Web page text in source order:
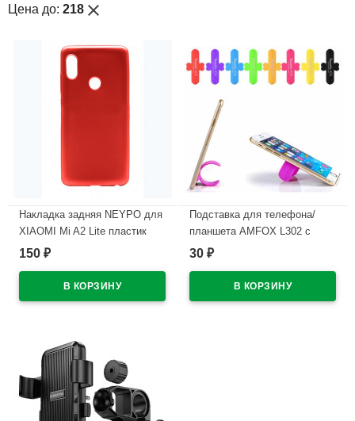
Цена до: 218 close
Накладка задняя NEYPO для
XIAOMI Mi A2 Lite пластик
красный
150 ₽
Подставка для телефона/
планшета AMFOX L302 с
регулировкой угла наклона,
30 ₽